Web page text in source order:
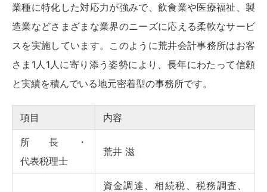
業種に特化した対応力が強みで、飲食業や医療福祉、製
造業などさまざまな業界のニーズに応える柔軟なサービ
スを実施しています。このように荒井会計事務所はお客
さま1人1人に寄り添う姿勢により、長年にわたって信頼
と実績を積んでいる地元密着型の事務所です。
項目 内容
所長・
代表税理士
荒井 滋
資金調達、相続税、税務調査、